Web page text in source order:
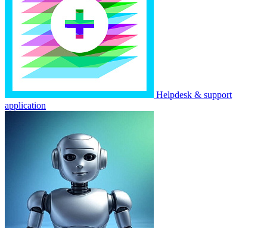
Helpdesk & support
application